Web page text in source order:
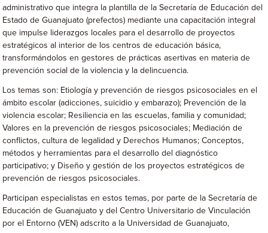
administrativo que integra la plantilla de la Secretaría de Educación del
Estado de Guanajuato (prefectos) mediante una capacitación integral
que impulse liderazgos locales para el desarrollo de proyectos
estratégicos al interior de los centros de educación básica,
transformándolos en gestores de prácticas asertivas en materia de
prevención social de la violencia y la delincuencia.
Los temas son: Etiología y prevención de riesgos psicosociales en el
ámbito escolar (adicciones, suicidio y embarazo); Prevención de la
violencia escolar; Resiliencia en las escuelas, familia y comunidad;
Valores en la prevención de riesgos psicosociales; Mediación de
conflictos, cultura de legalidad y Derechos Humanos; Conceptos,
métodos y herramientas para el desarrollo del diagnóstico
participativo; y Diseño y gestión de los proyectos estratégicos de
prevención de riesgos psicosociales.
Participan especialistas en estos temas, por parte de la Secretaría de
Educación de Guanajuato y del Centro Universitario de Vinculación
por el Entorno (VEN) adscrito a la Universidad de Guanajuato,